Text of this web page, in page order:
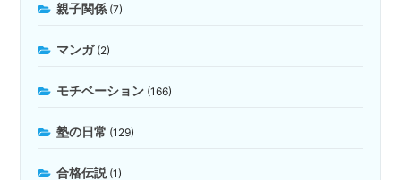
親子関係 (7)
マンガ(2)
モチベーション (166)
塾の日常 (129)
合格伝説(1)